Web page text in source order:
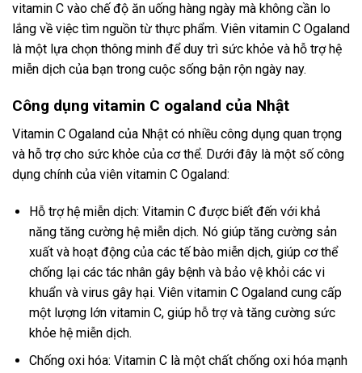
vitamin C vào chế độ ăn uống hàng ngày mà không cần lo
lắng về việc tìm nguồn từ thực phẩm. Viên vitamin C Ogaland
là một lựa chọn thông minh để duy trì sức khỏe và hỗ trợ hệ
miễn dịch của bạn trong cuộc sống bận rộn ngày nay.
Công dụng vitamin C ogaland của Nhật
Vitamin C Ogaland của Nhật có nhiều công dụng quan trọng
và hỗ trợ cho sức khỏe của cơ thể. Dưới đây là một số công
dụng chính của viên vitamin C Ogaland:
Hỗ trợ hệ miễn dịch: Vitamin C được biết đến với khả
năng tăng cường hệ miễn dịch. Nó giúp tăng cường sản
xuất và hoạt động của các tế bào miễn dịch, giúp cơ thể
chống lại các tác nhân gây bệnh và bảo vệ khỏi các vi
khuẩn và virus gây hại. Viên vitamin C Ogaland cung cấp
một lượng lớn vitamin C, giúp hỗ trợ và tăng cường sức
khỏe hệ miễn dịch.
Chống oxi hóa: Vitamin C là một chất chống oxi hóa mạnh